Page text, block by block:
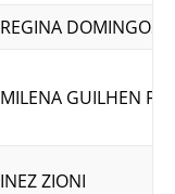
REGINA DOMINGOS
MILENA GUILHEN
INEZ ZIONI